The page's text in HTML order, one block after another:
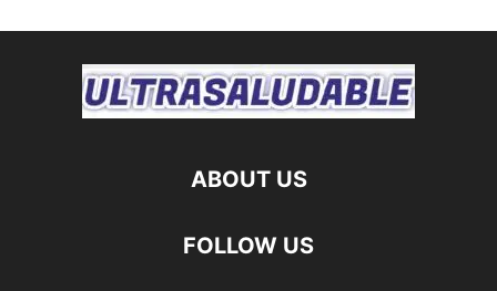
ABOUT US
FOLLOW US